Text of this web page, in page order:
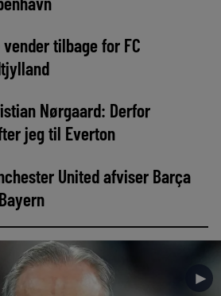
tilbage for FC
Nørgaard: Derfor
jeg til Everton
United afviser Barça
►